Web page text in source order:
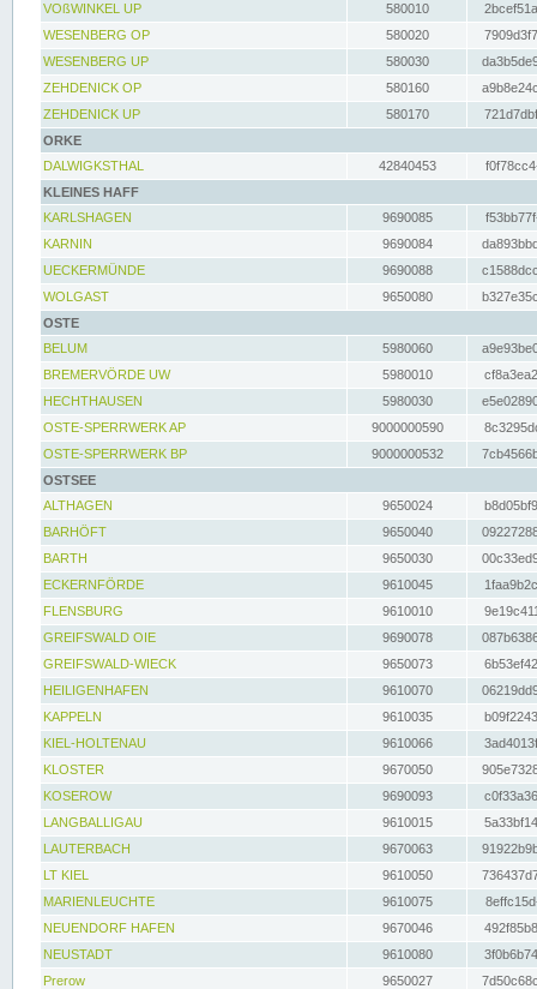
VOßWINKEL UP
580010
WESENBERG OP
580020
WESENBERG UP
580030
ZEHDENICK OP
580160
ZEHDENICK UP
580170
ORKE
DALWIGKSTHAL
42840453
KLEINES HAFF
KARLSHAGEN
9690085
KARNIN
9690084
UECKERMÜNDE
9690088
WOLGAST
9650080
OSTE
BELUM
5980060
BREMERVÖRDE UW
5980010
HECHTHAUSEN
5980030
OSTE-SPERRWERK AP
9000000590
OSTE-SPERRWERK BP
9000000532
OSTSEE
ALTHAGEN
9650024
BARHÖFT
9650040
BARTH
9650030
ECKERNFÖRDE
9610045
FLENSBURG
9610010
GREIFSWALD OIE
9690078
GREIFSWALD-WIECK
9650073
HEILIGENHAFEN
9610070
KAPPELN
9610035
KIEL-HOLTENAU
9610066
KLOSTER
9670050
KOSEROW
9690093
LANGBALLIGAU
9610015
LAUTERBACH
9670063
LT KIEL
9610050
MARIENLEUCHTE
9610075
NEUENDORF HAFEN
9670046
NEUSTADT
9610080
Prerow
9650027